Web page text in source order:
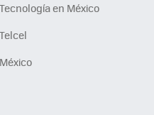
Tecnología en México
Telcel
México